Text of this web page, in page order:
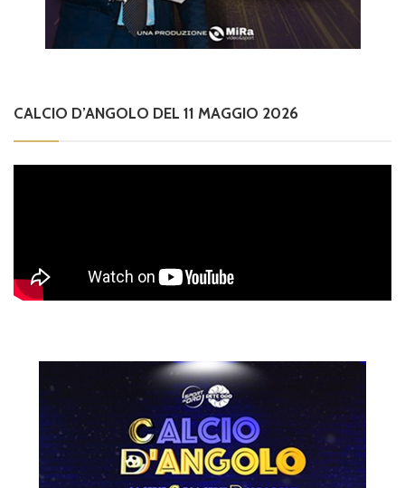
CALCIO D’ANGOLO DEL 11 MAGGIO 2026